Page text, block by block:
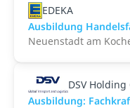
EDEKA
Ausbildung
Neuenstadt am
DSV Holding
Ausbildung: